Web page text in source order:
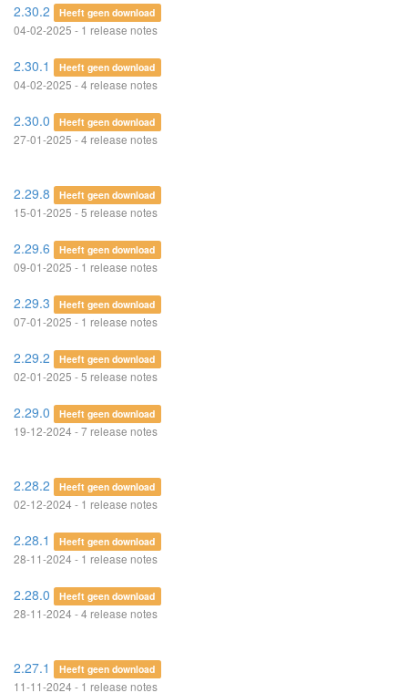
2.30.2 Heeft geen download
04-02-2025 - 1 release notes
2.30.1 Heeft geen download
04-02-2025 - 4 release notes
2.30.0 Heeft geen download
27-01-2025 - 4 release notes
2.29.8 Heeft geen download
15-01-2025 - 5 release notes
2.29.6 Heeft geen download
09-01-2025 - 1 release notes
2.29.3 Heeft geen download
07-01-2025 - 1 release notes
2.29.2 Heeft geen download
02-01-2025 - 5 release notes
2.29.0 Heeft geen download
19-12-2024 - 7 release notes
2.28.2 Heeft geen download
02-12-2024 - 1 release notes
2.28.1 Heeft geen download
28-11-2024 - 1 release notes
2.28.0 Heeft geen download
28-11-2024 - 4 release notes
2.27.1 Heeft geen download
11-11-2024 - 1 release notes